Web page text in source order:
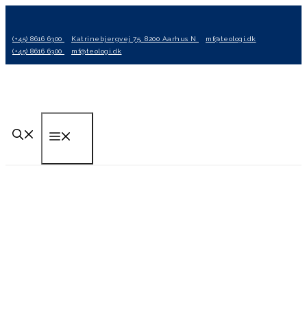
indhold
(+45) 8616 6300 Katrinebjergvej 75, 8200 Aarhus N
mf@teologi.dk
(+45) 8616 6300
mf@teologi.dk